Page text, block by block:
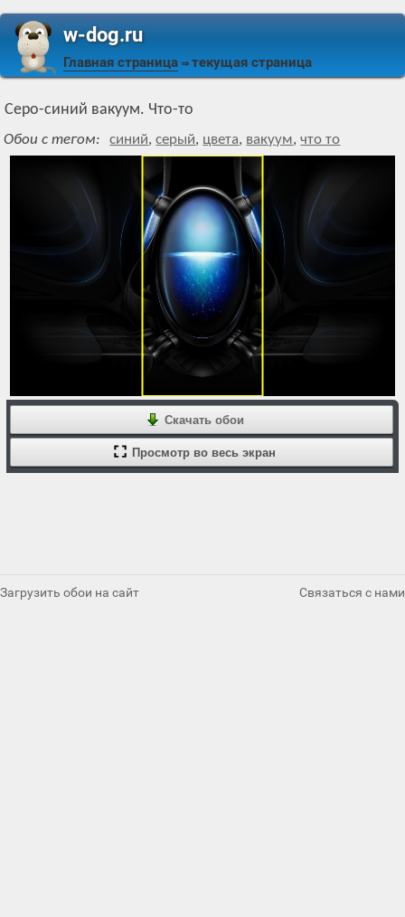
w-dog.ru
Главная страница ⇒ текущая страница
Серо-синий вакуум. Что-то
Обои с тегом: синий,серый, цвета, вакуум,что то
Скачать обои
Просмотр во весь экран
Загрузить обои на сайт Связаться с нами